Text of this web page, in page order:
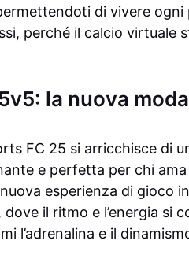
di vivere
perché il calcio virtuale
la nuova
FC 25 si arricchisce di
e perfetta per chi
esperienza di gioco
il ritmo e l’energia si
l’adrenalina e il